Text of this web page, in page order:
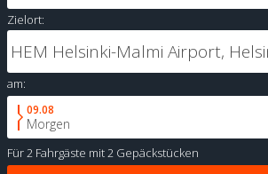
Zielort:
am:
09.08
Morgen
Für2 Fahrgäste mit2 Gepäckstücken